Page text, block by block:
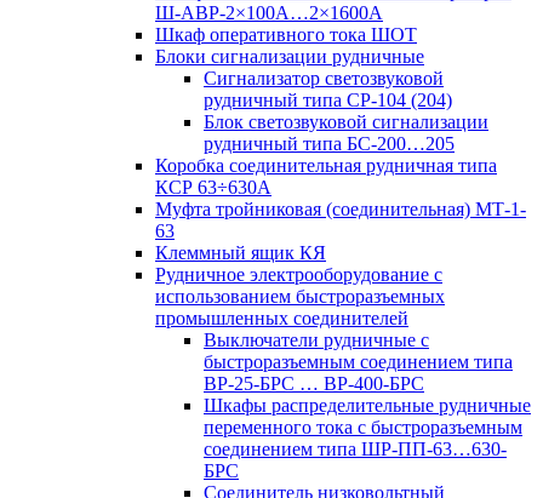
Ш-АВР-2×100А…2×1600А
Шкаф оперативного тока ШОТ
Блоки сигнализации рудничные
Сигнализатор светозвуковой
рудничный типа СР-104 (204)
Блок светозвуковой сигнализации
рудничный типа БС-200…205
Коробка соединительная рудничная типа
КСР 63÷630А
Муфта тройниковая (соединительная) МТ-1-
63
Клеммный ящик КЯ
Рудничное электрооборудование с
использованием быстроразъемных
промышленных соединителей
Выключатели рудничные с
быстроразъемным соединением типа
ВР-25-БРС … ВР-400-БРС
Шкафы распределительные рудничные
переменного тока с быстроразъемным
соединением типа ШР-ПП-63…630-
БРС
Соединитель низковольтный